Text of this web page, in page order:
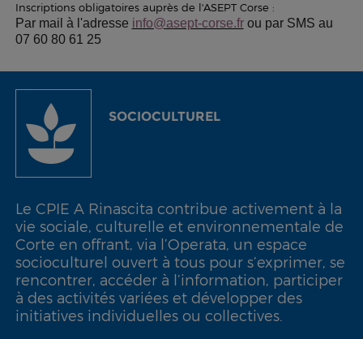
Inscriptions obligatoires auprès de l'ASEPT Corse :
Par mail à l'adresse info@asept-corse.frou par SMS au
07 60 80 61 25
SOCIOCULTUREL
Le CPIE A Rinascita contribue activement à la
vie sociale, culturelle et environnementale de
Corte en offrant, via l’Operata, un espace
socioculturel ouvert à tous pour s’exprimer, se
rencontrer, accéder à l’information, participer
à des activités variées et développer des
initiatives individuelles ou collectives.